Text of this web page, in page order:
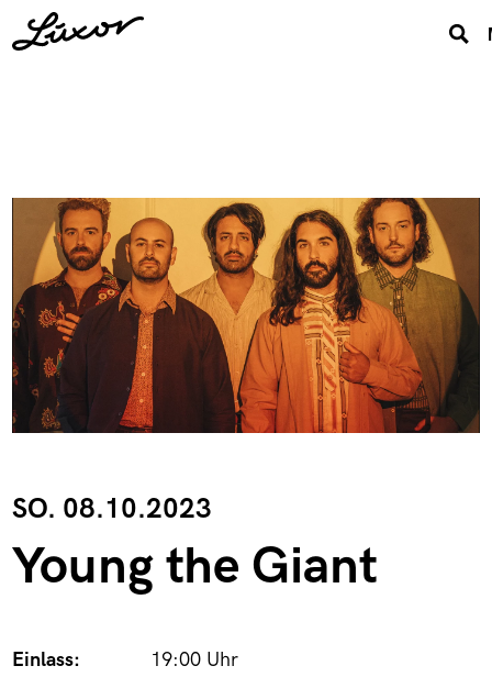
SO. 08.10.2023
Young the Giant
Einlass:
19:00 Uhr